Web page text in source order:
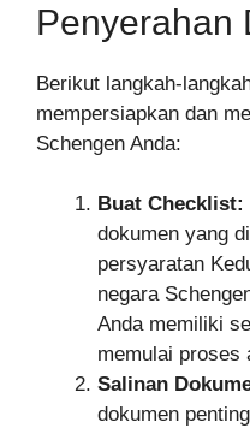
Penyerahan
Berikut langkah-
mempersiapkan dan
Schengen Anda:
Buat Checklist:
dokumen yang
persyaratan
negara
Anda memiliki
memulai proses
Salinan
dokumen